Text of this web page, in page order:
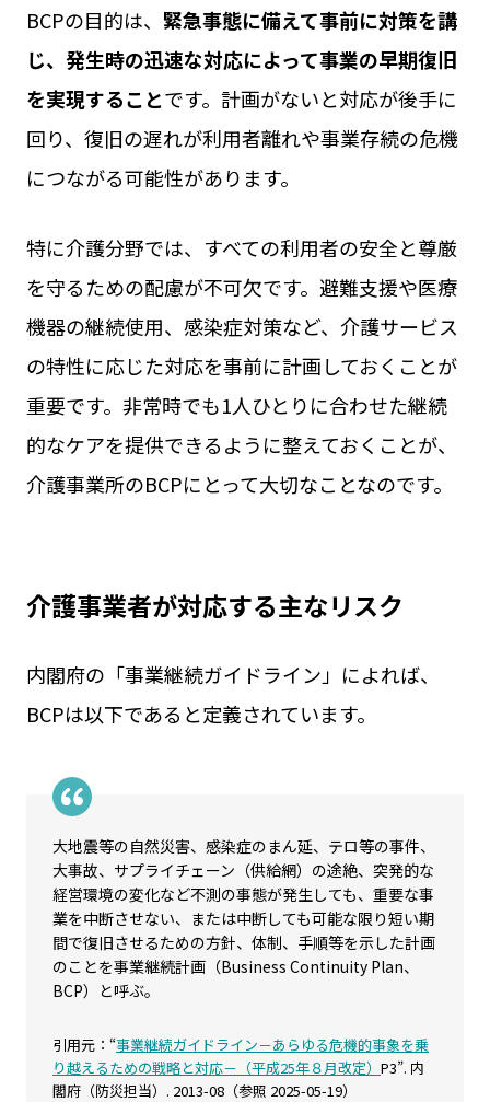
BCPの目的は、 緊急事態に備えて事前に対策を講
じ、発生時の迅速な対応によって事業の早期復旧
を実現することです。計画がないと対応が後手に
回り、復旧の遅れが利用者離れや事業存続の危機
につながる可能性があります。
特に介護分野では、すべての利用者の安全と尊厳
を守るための配慮が不可欠です。避難支援や医療
機器の継続使用、感染症対策など、介護サービス
の特性に応じた対応を事前に計画しておくことが
重要です。非常時でも1人ひとりに合わせた継続
的なケアを提供できるように整えておくことが、
介護事業所のBCPにとって大切なことなのです。
介護事業者が対応する主なリスク
内閣府の「事業継続ガイドライン」によれば、
BCPは以下であると定義されています。
大地震等の自然災害、感染症のまん延、テロ等の事件、
大事故、サプライチェーン（供給網）の途絶、突発的な
経営環境の変化など不測の事態が発生しても、重要な事
業を中断させない、または中断しても可能な限り短い期
間で復旧させるための方針、体制、手順等を示した計画
のことを事業継続計画（Business Continuity Plan、
BCP）と呼ぶ。
引用元：“事業継続ガイドライン－あらゆる危機的事象を乗
り越えるための戦略と対応－（平成25年８月改定） P3”. 内
閣府（防災担当）. 2013-08（参照 2025-05-19）